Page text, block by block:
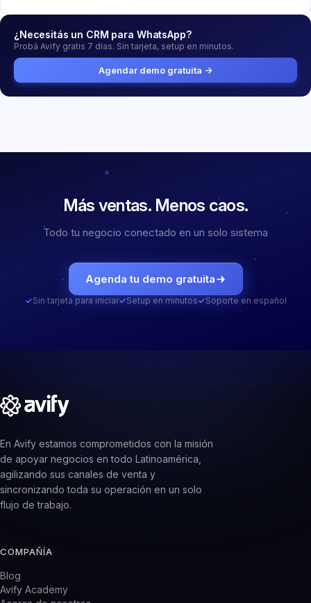
¿Necesitás un CRM para WhatsApp?
Probá Avify gratis 7 días. Sin tarjeta, setup en minutos.
Agendar demo gratuita →
Más ventas.Menos caos.
Todo tu negocio conectado en un solo sistema
Agenda tu demo gratuita
✓Sin tarjeta para iniciar✓Setup en minutos✓Soporte en español
En Avify estamos comprometidos con la misión
de apoyar negocios en todo Latinoamérica,
agilizando sus canales de venta y
sincronizando toda su operación en un solo
flujo de trabajo.
COMPAÑÍA
Blog
Avify Academy